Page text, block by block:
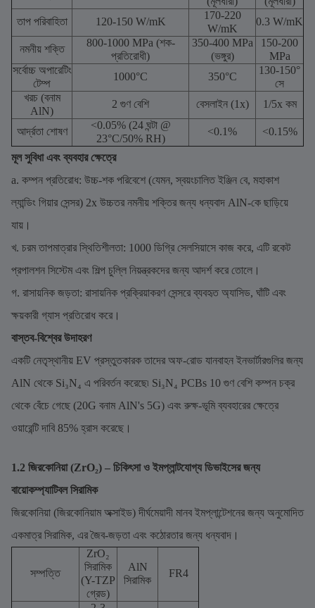
তাপ পরিবাহিতা
120-150 W/mK
170-220
W/mK
0.3 W/mK
নমনীয় শক্তি
800-1000 MPa (শক-
প্রতিরোধী)
350-400 MPa
(ভঙ্গুর)
150-200
MPa
সর্বোচ্চ অপারেটিং
টেম্প
1000°C 350°C
130-150°
সে
খরচ (বনাম
AlN)
2 গুণ বেশি বেসলাইন (1x) 1/5x কম
আর্দ্রতা শোষণ
<0.05% (24 ঘন্টা @
23°C/50% RH)
<0.1% <0.15%
মূল সুবিধা এবং ব্যবহার ক্ষেত্রে
a. কম্পন প্রতিরোধ: উচ্চ-শক পরিবেশে (যেমন, স্বয়ংচালিত ইঞ্জিন বে, মহাকাশ
ল্যান্ডিং গিয়ার সেন্সর) 2x উচ্চতর নমনীয় শক্তির জন্য ধন্যবাদ AlN-কে ছাড়িয়ে
যায়।
খ. চরম তাপমাত্রার স্থিতিশীলতা: 1000 ডিগ্রি সেলসিয়াসে কাজ করে, এটি রকেট
প্রপালশন সিস্টেম এবং শিল্প চুল্লি নিয়ন্ত্রকদের জন্য আদর্শ করে তোলে।
গ. রাসায়নিক জড়তা: রাসায়নিক প্রক্রিয়াকরণ সেন্সরে ব্যবহৃত অ্যাসিড, ঘাঁটি এবং
ক্ষয়কারী গ্যাস প্রতিরোধ করে।
বাস্তব-বিশ্বের উদাহরণ
একটি নেতৃস্থানীয় EV প্রস্তুতকারক তাদের অফ-রোড যানবাহন ইনভার্টারগুলির জন্য
AlN থেকে Si₃N₄ এ পরিবর্তন করেছে৷ Si₃N₄ PCBs 10 গুণ বেশি কম্পন চক্র
থেকে বেঁচে গেছে (20G বনাম AlN's 5G) এবং রুক্ষ-ভূমি ব্যবহারের ক্ষেত্রে
ওয়ারেন্টি দাবি 85% হ্রাস করেছে।
1.2 জিরকোনিয়া (ZrO₂) – চিকিৎসা ও ইমপ্লান্টযোগ্য ডিভাইসের জন্য
বায়োকম্প্যাটিবল সিরামিক
জিরকোনিয়া (জিরকোনিয়াম অক্সাইড) দীর্ঘমেয়াদী মানব ইমপ্লান্টেশনের জন্য অনুমোদিত
একমাত্র সিরামিক, এর জৈব-জড়তা এবং কঠোরতার জন্য ধন্যবাদ।
সম্পত্তি
ZrO₂
সিরামিক
(Y-TZP
গ্রেড)
AlN
সিরামিক
FR4